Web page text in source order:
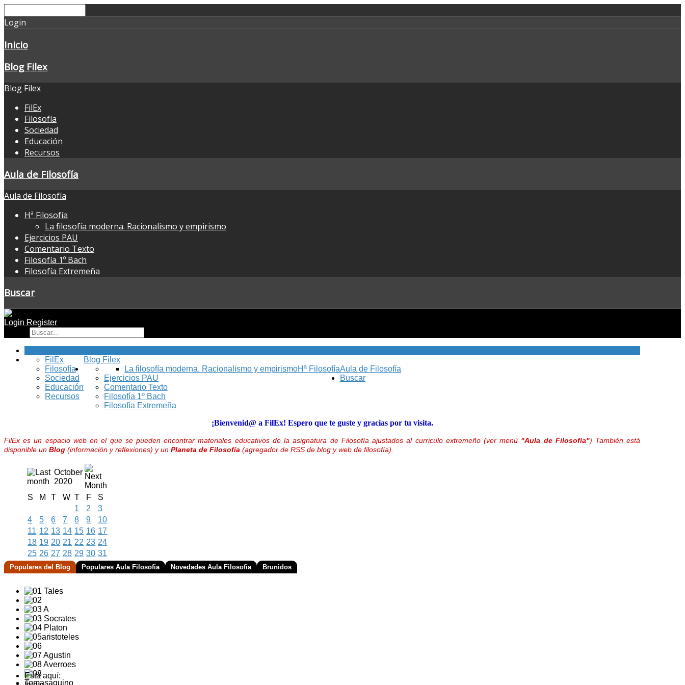
Login
Inicio
Blog Filex
Blog Filex
FilEx
Filosofía
Sociedad
Educación
Recursos
Aula de Filosofía
Aula de Filosofía
Hª Filosofía
La filosofía moderna. Racionalismo y empirismo
Ejercicios PAU
Comentario Texto
Filosofía 1º Bach
Filosofía Extremeña
Buscar
Login Register
Blog Filex
FilEx
Filosofía
Sociedad
Educación
Recursos
Aula de Filosofía
Hª Filosofía
La filosofía moderna. Racionalismo y empirismo
Ejercicios PAU
Comentario Texto
Filosofía 1º Bach
Filosofía Extremeña
Buscar
¡Bienvenid@ a FilEx! Espero que te guste y gracias por tu visita.
FilEx es un espacio web en el que se pueden encontrar materiales educativos de la asignatura de Filosofía ajustados al curriculo extremeño (ver menú "Aula de Filosofía") También está
disponible un Blog (información y reflexiones) y un Planeta de Filosofía (agregador de RSS de blog y web de filosofía).
October
2020
S
M T W T F
S
1
2
3
4
5 6 7 8 9
10
11 12 13 14 15 16 17
18 19 20 21 22 23 24
25 26 27 28 29 30 31
Populares del Blog Populares Aula Filosofía Novedades Aula Filosofía Brunidos
Está aquí: